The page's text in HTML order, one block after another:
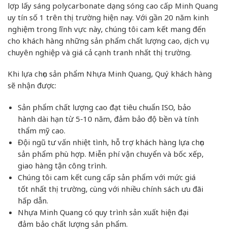
lợp lấy sáng polycarbonate dạng sóng cao cấp Minh Quang
uy tín số 1 trên thị trường hiện nay. Với gần 20 năm kinh
nghiệm trong lĩnh vực này, chúng tôi cam kết mang đến
cho khách hàng những sản phẩm chất lượng cao, dịch vụ
chuyên nghiệp và giá cả cạnh tranh nhất thị trường.
Khi lựa chọn sản phẩm Nhựa Minh Quang, Quý khách hàng
sẽ nhận được:
Sản phẩm chất lượng cao đạt tiêu chuẩn ISO, bảo
hành dài hạn từ 5-10 năm, đảm bảo độ bền và tính
thẩm mỹ cao.
Đội ngũ tư vấn nhiệt tình, hỗ trợ khách hàng lựa chọn
sản phẩm phù hợp. Miễn phí vận chuyển và bốc xếp,
giao hàng tận công trình.
Chúng tôi cam kết cung cấp sản phẩm với mức giá
tốt nhất thị trường, cùng với nhiều chính sách ưu đãi
hấp dẫn.
Nhựa Minh Quang có quy trình sản xuất hiện đại
đảm bảo chất lượng sản phẩm.